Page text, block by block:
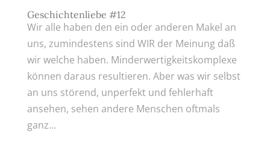
Geschichtenliebe #12
Wir alle haben den ein oder anderen Makel an
uns, zumindestens sind WIR der Meinung daß
wir welche haben. Minderwertigkeitskomplexe
können daraus resultieren. Aber was wir selbst
an uns störend, unperfekt und fehlerhaft
ansehen, sehen andere Menschen oftmals
ganz...